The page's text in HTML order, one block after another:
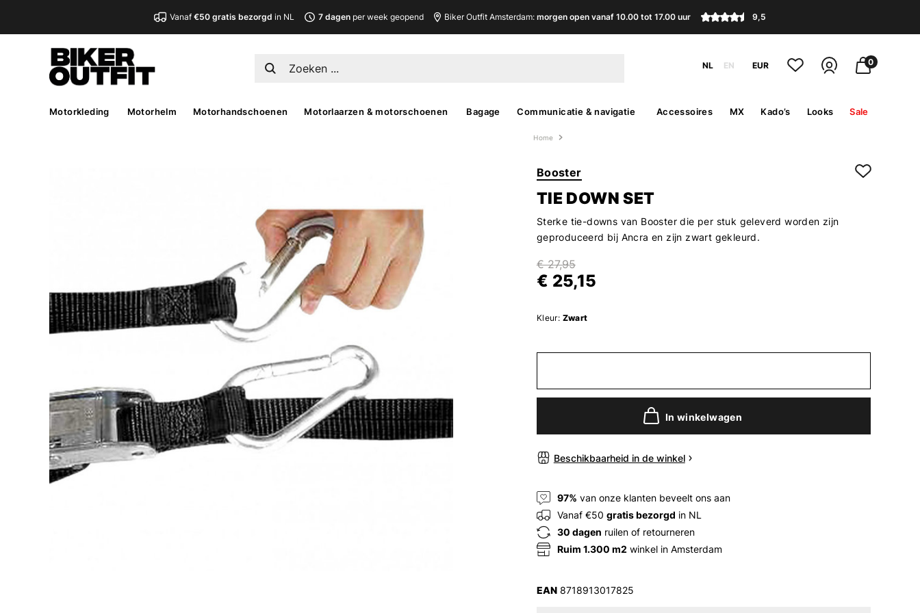
Vanaf€50 gratis bezorgd in NL 7 dagenper week geopend Biker Outfit Amsterdam: morgen open vanaf 10.00 tot 17.00 uur 9,5
NL EN EUR 0
Motorkleding Motorhelm Motorhandschoenen Motorlaarzen & motorschoenen Bagage Communicatie & navigatie Accessoires MX Kado’s Looks Sale
Home
Booster
TIE DOWN SET
Sterke tie-downs van Booster die per stuk geleverd worden zijn
geproduceerd bij Ancra en zijn zwart gekleurd.
€ 27,95
€ 25,15
Kleur: Zwart
In winkelwagen
Beschikbaarheid in de winkel
97% van onze klanten beveelt ons aan
Vanaf €50 gratis bezorgd in NL
30 dagen ruilen of retourneren
Ruim 1.300 m2 winkel in Amsterdam
EAN8718913017825